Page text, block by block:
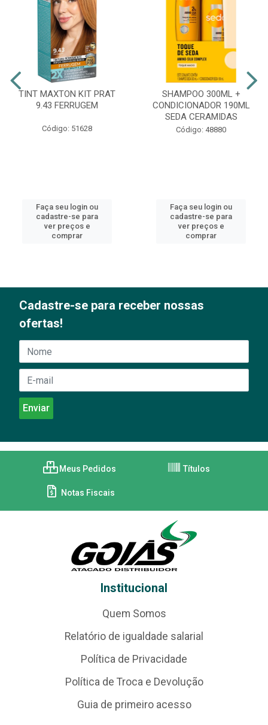
TINT MAXTON KIT PRAT
9.43 FERRUGEM
Código: 51628
Faça seu login ou
cadastre-se para
ver preços e
comprar
SHAMPOO 300ML +
CONDICIONADOR 190ML
SEDA CERAMIDAS
Código: 48880
Faça seu login ou
cadastre-se para
ver preços e
comprar
Cadastre-se para receber nossas
ofertas!
Meus Pedidos Títulos
Notas Fiscais
Institucional
Quem Somos
Relatório de igualdade salarial
Política de Privacidade
Política de Troca e Devolução
Guia de primeiro acesso